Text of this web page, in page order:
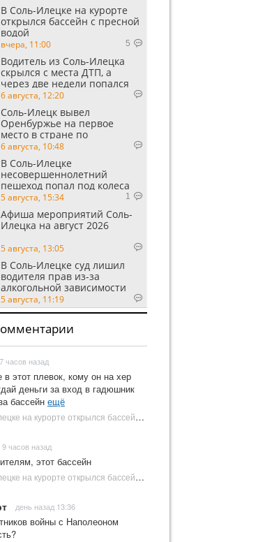
В Соль-Илецке на курорте
открылся бассейн с пресной
водой
вчера, 11:00 5
Водитель из Соль-Илецка
скрылся с места ДТП, а
через две недели попался
пьяным
6 августа, 12:20
Соль-Илецк вывел
Оренбуржье на первое
место в стране по
выращиванию арбузов
6 августа, 10:48
В Соль-Илецке
несовершеннолетний
пешеход попал под колеса
автомобиля
5 августа, 15:34 1
Афиша мероприятий Соль-
Илецка на август 2026
5 августа, 13:05
В Соль-Илецке суд лишил
водителя прав из-за
алкогольной зависимости
5 августа, 11:19
7 часов назад
в этот плевок, кому он на хер
деньги за вход в гадюшник
бассейн ещё
В Соль-Илецке на курорте открылся бассейн с пресной водой | Новости Соль-Илецка
9 часов назад
этот бассейн
В Соль-Илецке на курорте открылся бассейн с пресной водой | Новости Соль-Илецка
день назад 13:36
войны с Наполеоном